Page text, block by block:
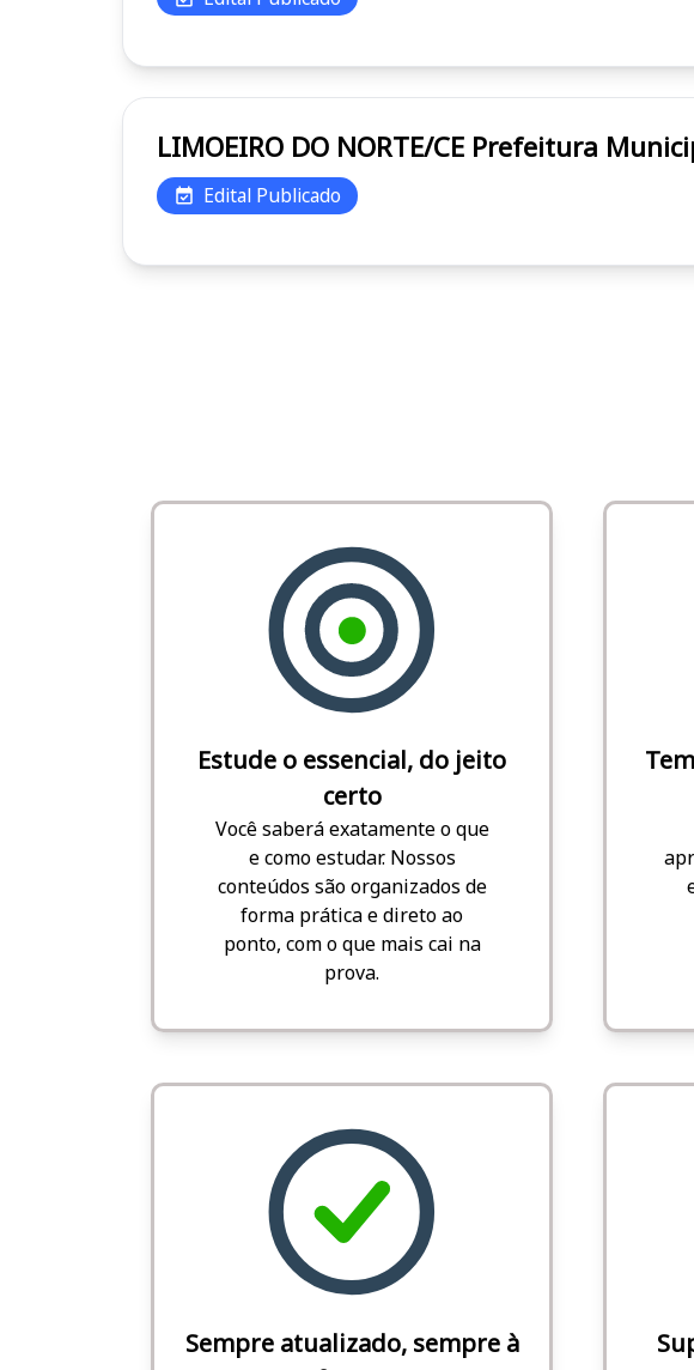
LIMOEIRO DO NORTE/
Edital Publicado
Estude o essencial, do jeito
certo
Você saberá exatamente o que
e como estudar. Nossos
conteúdos são organizados de
forma prática e direto ao
ponto, com o que mais cai na
prova.
Sempre atualizado, sempre à